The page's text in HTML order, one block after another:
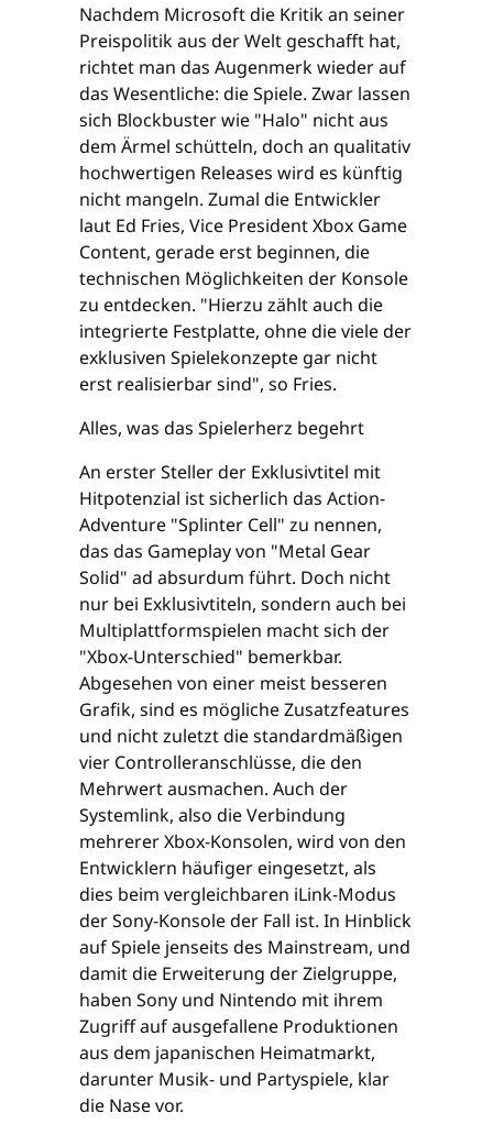
Nachdem Microsoft die Kritik an seiner
Preispolitik aus der Welt geschafft hat,
richtet man das Augenmerk wieder auf
das Wesentliche: die Spiele. Zwar lassen
sich Blockbuster wie "Halo" nicht aus
dem Ärmel schütteln, doch an qualitativ
hochwertigen Releases wird es künftig
nicht mangeln. Zumal die Entwickler
laut Ed Fries, Vice President Xbox Game
Content, gerade erst beginnen, die
technischen Möglichkeiten der Konsole
zu entdecken. "Hierzu zählt auch die
integrierte Festplatte, ohne die viele der
exklusiven Spielekonzepte gar nicht
erst realisierbar sind", so Fries.
Alles, was das Spielerherz begehrt
An erster Steller der Exklusivtitel mit
Hitpotenzial ist sicherlich das Action-
Adventure "Splinter Cell" zu nennen,
das das Gameplay von "Metal Gear
Solid" ad absurdum führt. Doch nicht
nur bei Exklusivtiteln, sondern auch bei
Multiplattformspielen macht sich der
"Xbox-Unterschied" bemerkbar.
Abgesehen von einer meist besseren
Grafik, sind es mögliche Zusatzfeatures
und nicht zuletzt die standardmäßigen
vier Controlleranschlüsse, die den
Mehrwert ausmachen. Auch der
Systemlink, also die Verbindung
mehrerer Xbox-Konsolen, wird von den
Entwicklern häufiger eingesetzt, als
dies beim vergleichbaren iLink-Modus
der Sony-Konsole der Fall ist. In Hinblick
auf Spiele jenseits des Mainstream, und
damit die Erweiterung der Zielgruppe,
haben Sony und Nintendo mit ihrem
Zugriff auf ausgefallene Produktionen
aus dem japanischen Heimatmarkt,
darunter Musik- und Partyspiele, klar
die Nase vor.